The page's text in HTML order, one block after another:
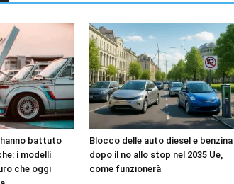
battuto
i modelli
che oggi
Blocco delle auto diesel e benzina
dopo il no allo stop nel 2035 Ue,
come funzionerà